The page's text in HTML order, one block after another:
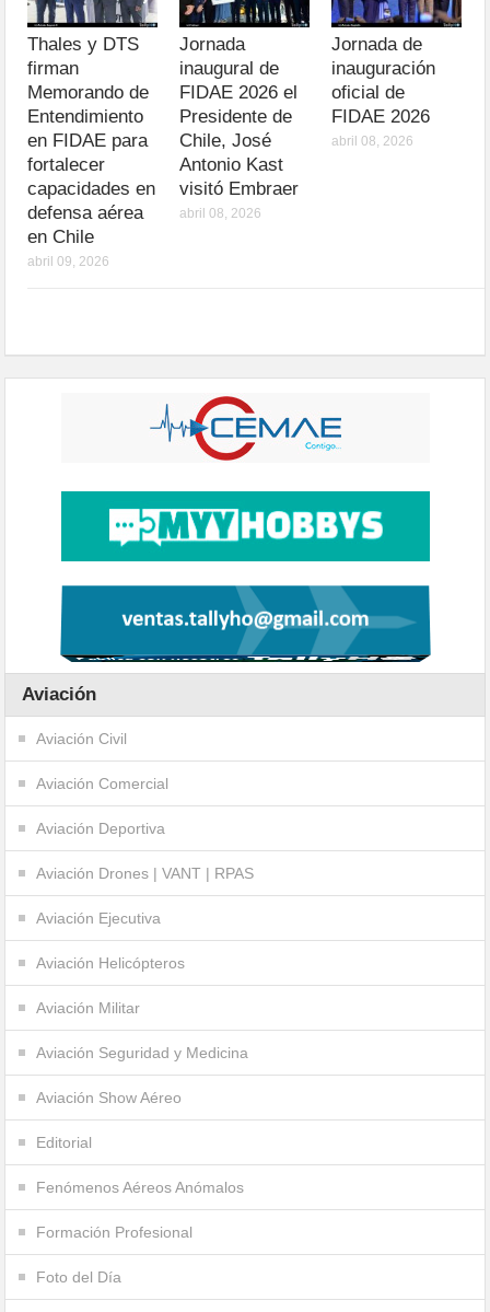
Thales y DTS
firman
Memorando de
Entendimiento
en FIDAE para
fortalecer
capacidades en
defensa aérea
en Chile
abril 09, 2026
Jornada
inaugural de
FIDAE 2026 el
Presidente de
Chile, José
Antonio Kast
visitó Embraer
abril 08, 2026
Jornada de
inauguración
oficial de
FIDAE 2026
abril 08, 2026
Aviación
Aviación Civil
Aviación Comercial
Aviación Deportiva
Aviación Drones | VANT | RPAS
Aviación Ejecutiva
Aviación Helicópteros
Aviación Militar
Aviación Seguridad y Medicina
Aviación Show Aéreo
Editorial
Fenómenos Aéreos Anómalos
Formación Profesional
Foto del Día